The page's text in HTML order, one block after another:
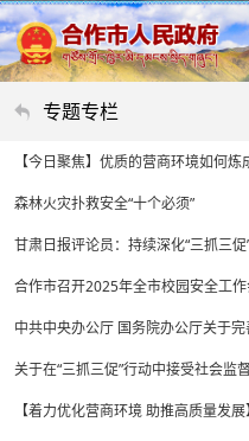
专题专栏
【今日聚焦】优质的营商环境如何炼
森林火灾扑救安全“十个必须”
甘肃日报评论员：持续深化“三抓三促
合作市召开2025年全市校园安全工作
中共中央办公厅 国务院办公厅关于
关于在“三抓三促”行动中接受社会监